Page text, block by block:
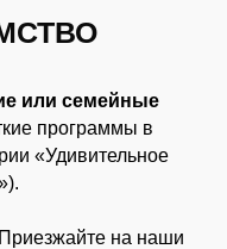
или семейные
программы в
«Удивительное
на наши